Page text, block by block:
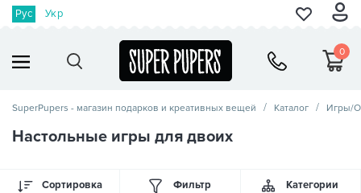
Рус Укр
0
SuperPupers - магазин подарков и креативных вещей Каталог Игры/
Настольные игры для двоих
Сортировка Фильтр Категории